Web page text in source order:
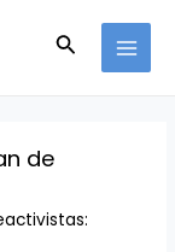
Buscar
de